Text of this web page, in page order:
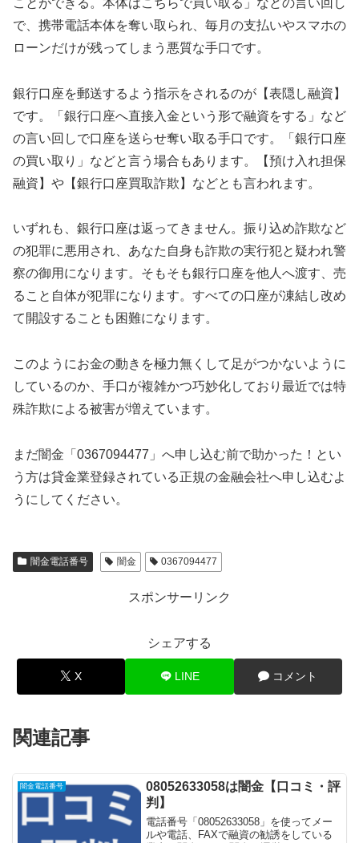
で、携帯電話本体を奪い取られ、毎月の支払いやスマホの
ローンだけが残ってしまう悪質な手口です。
銀行口座を郵送するよう指示をされるのが【表隠し融資】
です。「銀行口座へ直接入金という形で融資をする」など
の言い回しで口座を送らせ奪い取る手口です。「銀行口座
の買い取り」などと言う場合もあります。【預け入れ担保
融資】や【銀行口座買取詐欺】などとも言われます。
いずれも、銀行口座は返ってきません。振り込め詐欺など
の犯罪に悪用され、あなた自身も詐欺の実行犯と疑われ警
察の御用になります。そもそも銀行口座を他人へ渡す、売
ること自体が犯罪になります。すべての口座が凍結し改め
て開設することも困難になります。
このようにお金の動きを極力無くして足がつかないように
しているのか、手口が複雑かつ巧妙化しており最近では特
殊詐欺による被害が増えています。
まだ闇金「0367094477」へ申し込む前で助かった！とい
う方は貸金業登録されている正規の金融会社へ申し込むよ
うにしてください。
闇金電話番号 闇金 0367094477
スポンサーリンク
シェアする
X LINE コメント
関連記事
闇金電話番号
08052633058は闇金【口コミ・評
判】
電話番号「08052633058」を使ってメー
ルや電話、FAXで融資の勧誘をしている